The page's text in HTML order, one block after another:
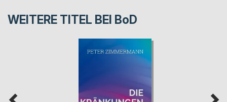
WEITERE TITEL BEI BoD